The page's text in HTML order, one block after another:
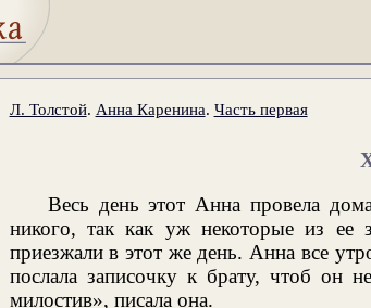
Л. Толстой. Анна Каренина. Часть первая
Весь день этот Анна провела
никого, так как уж некоторые из ее
приезжали в этот же день. Анна все
послала записочку к брату, чтоб он
милостив», писала она.